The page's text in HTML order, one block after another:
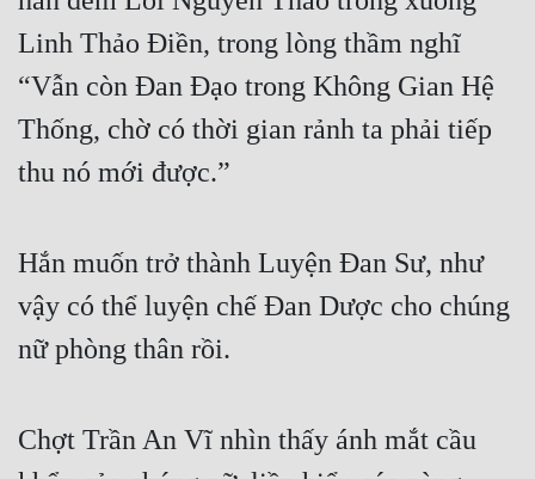
Linh Thảo Điền, trong lòng thầm nghĩ
“Vẫn còn Đan Đạo trong Không Gian Hệ
Thống, chờ có thời gian rảnh ta phải tiếp
thu nó mới được.”
Hắn muốn trở thành Luyện Đan Sư, như
vậy có thể luyện chế Đan Dược cho chúng
nữ phòng thân rồi.
Chợt Trần An Vĩ nhìn thấy ánh mắt cầu